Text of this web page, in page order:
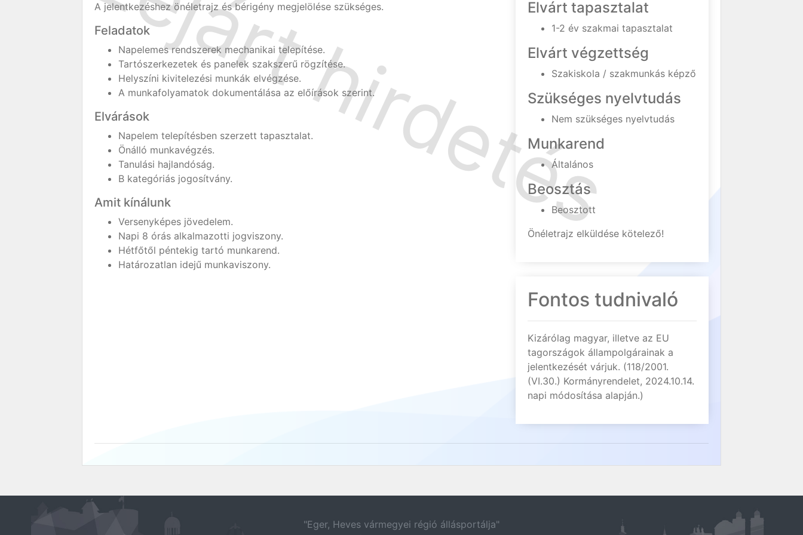
A jelentkezéshez önéletrajz és bérigény megjelölése szükséges.
Feladatok
Napelemes rendszerek mechanikai telepítése.
Tartószerkezetek és panelek szakszerű rögzítése.
Helyszíni kivitelezési munkák elvégzése.
A munkafolyamatok dokumentálása az előírások szerint.
Elvárások
Napelem telepítésben szerzett tapasztalat.
Önálló munkavégzés.
Tanulási hajlandóság.
B kategóriás jogosítvány.
Amit kínálunk
Versenyképes jövedelem.
Napi 8 órás alkalmazotti jogviszony.
Hétfőtől péntekig tartó munkarend.
Határozatlan idejű munkaviszony.
Elvárt tapasztalat
1-2 év szakmai tapasztalat
Elvárt végzettség
Szakiskola / szakmunkás képző
Szükséges nyelvtudás
Nem szükséges nyelvtudás
Munkarend
Általános
Beosztás
Beosztott
Önéletrajz elküldése kötelező!
Fontos tudnivaló
Kizárólag magyar, illetve az EU
tagországok állampolgárainak a
jelentkezését várjuk. (118/2001.
(VI.30.) Kormányrendelet, 2024.10.14.
napi módosítása alapján.)
"Eger, Heves vármegyei régió állásportálja"